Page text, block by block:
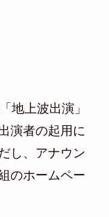
地上波出演」
演者の起用に
し、アナウン
のホームペー